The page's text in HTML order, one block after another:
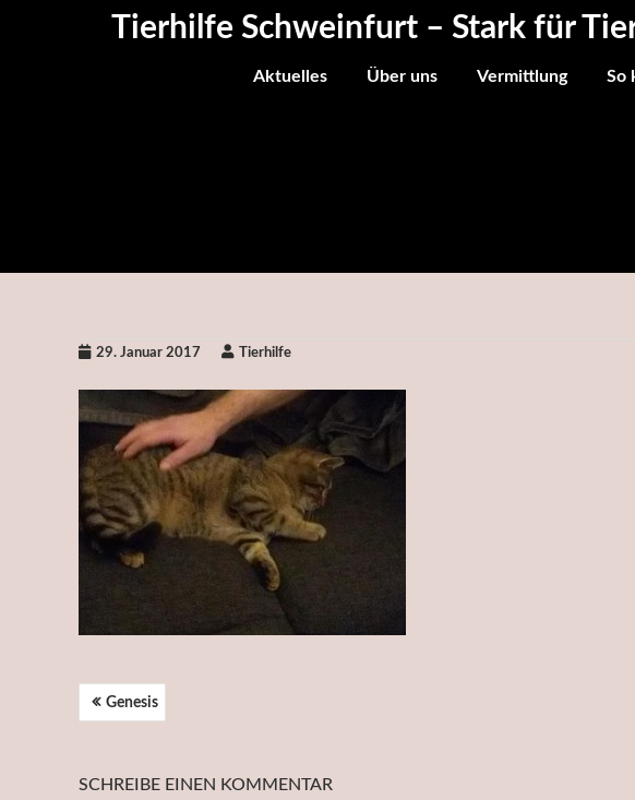
Tierhilfe Schweinfurt – Stark für
Aktuelles Über uns Vermittlung So
29. Januar 2017 Tierhilfe
BEITRAGSNAVIGATION
Genesis
SCHREIBE EINEN KOMMENTAR